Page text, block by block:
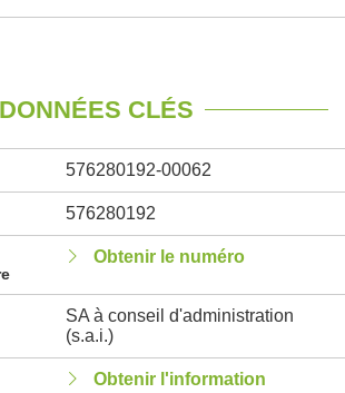
DONNÉES CLÉS
576280192-00062
576280192
Obtenir le numéro
SA à conseil d'administration
(s.a.i.)
Obtenir l'information